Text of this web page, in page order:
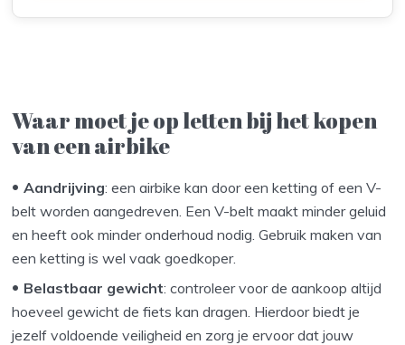
Waar moet je op letten bij het kopen
van een airbike
Aandrijving: een airbike kan door een ketting of een V-
belt worden aangedreven. Een V-belt maakt minder geluid
en heeft ook minder onderhoud nodig. Gebruik maken van
een ketting is wel vaak goedkoper.
Belastbaar gewicht: controleer voor de aankoop altijd
hoeveel gewicht de fiets kan dragen. Hierdoor biedt je
jezelf voldoende veiligheid en zorg je ervoor dat jouw